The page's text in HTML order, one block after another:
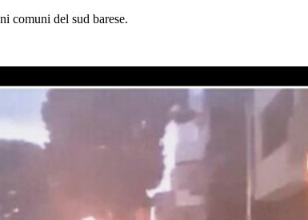
comuni del sud barese.